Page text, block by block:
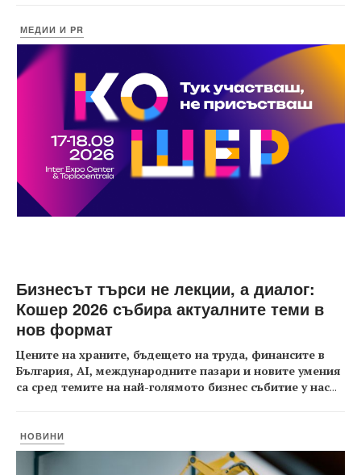
МЕДИИ И PR
Бизнесът търси не лекции, а диалог:
Кошер 2026 събира актуалните теми в
нов формат
Цените на храните, бъдещето на труда, финансите в
България, AI, международните пазари и новите умения
са сред темите на най-голямото бизнес събитие у нас...
НОВИНИ